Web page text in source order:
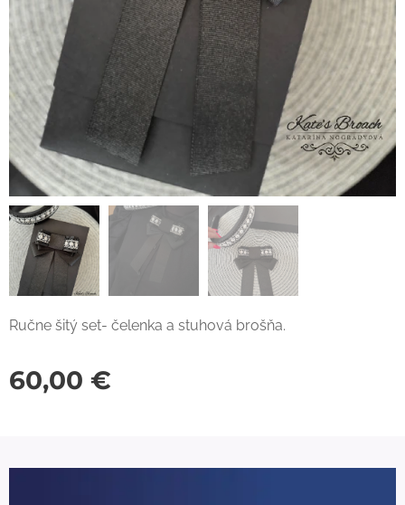
Ručne šitý set- čelenka a stuhová brošňa.
60,00 €